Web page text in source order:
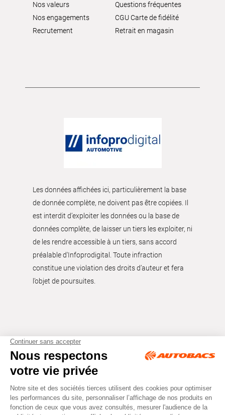
Nos valeurs
Nos engagements
Recrutement
Questions fréquentes
CGU Carte de fidélité
Retrait en magasin
Les données affichées ici, particulièrement la base
de donnée complète, ne doivent pas être copiées. Il
est interdit d’exploiter les données ou la base de
données complète, de laisser un tiers les exploiter, ni
de les rendre accessible à un tiers, sans accord
préalable d'Infoprodigital. Toute infraction
constitue une violation des droits d’auteur et fera
l’objet de poursuites.
Tous droits réservés © Autobacs
Mentions légales RGPD